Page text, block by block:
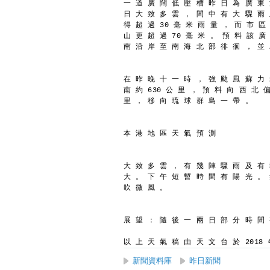
一 道 廣 闊 低 壓 槽 昨 日 為 廣 東
日 大 致 多 雲 ， 間 中 有 大 驟
得 超 過 30 毫 米 雨 量 ， 而 市
山 更 超 過 70 毫 米 。 預 料 該
南 沿 岸 至 南 海 北 部 徘 徊 ， 並
在 昨 晚 十 一 時 ， 強 颱 風 蘇 力
南 約 630 公 里 ， 預 料 向 西 北
里 ， 移 向 琉 球 群 島 一 帶 。
本 港 地 區 天 氣 預 測
大 致 多 雲 ， 有 幾 陣 驟 雨 及 有
大 。 下 午 短 暫 時 間 有 陽 光
吹 微 風 。
展 望 ： 隨 後 一 兩 日 部 分 時
以 上 天 氣 稿 由 天 文 台 於
新聞資料庫 昨日新聞